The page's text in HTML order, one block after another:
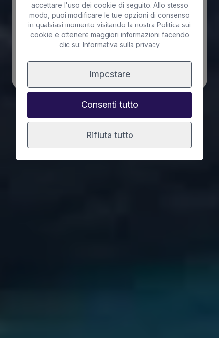
Ferry La Graciosa - Lanzarote
Data
Passeggeri
1 adulto
Ricerca
accettare l'uso dei cookie di seguito. Allo stesso
modo, puoi modificare le tue opzioni di consenso
in qualsiasi momento visitando la nostra Politica sui
cookie e ottenere maggiori informazioni facendo
clic su: Informativa sulla privacy
Impostare
Consenti tutto
Rifiuta tutto